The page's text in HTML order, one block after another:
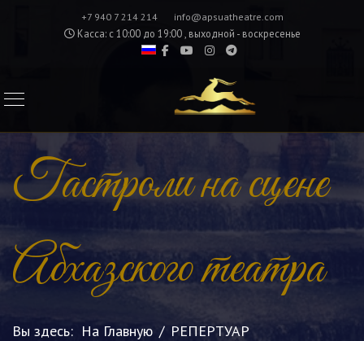
+7 940 7 214 214 info@apsuatheatre.com
Касса: с 10:00 до 19:00 , выходной - воскресенье
Гастроли на сцене
Абхазского театра
Вы здесь: На Главную
РЕПЕРТУАР